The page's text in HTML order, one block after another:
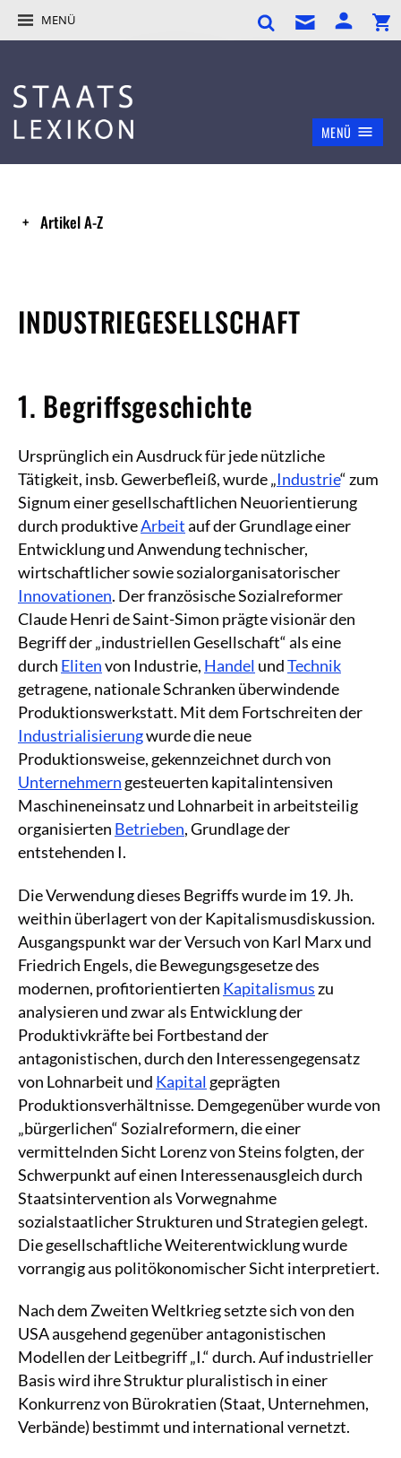
MENÜ
MENÜ
Artikel A-Z
INDUSTRIEGESELLSCHAFT
1. Begriffsgeschichte
Ursprünglich ein Ausdruck für jede nützliche
Tätigkeit, insb. Gewerbefleiß, wurde „Industrie“ zum
Signum einer gesellschaftlichen Neuorientierung
durch produktiveArbeitauf der Grundlage einer
Entwicklung und Anwendung technischer,
wirtschaftlicher sowie sozialorganisatorischer
Innovationen. Der französische Sozialreformer
Claude Henri de Saint-Simon prägte visionär den
Begriff der „industriellen Gesellschaft“ als eine
durch Elitenvon Industrie, Handel undTechnik
getragene, nationale Schranken überwindende
Produktionswerkstatt. Mit dem Fortschreiten der
Industrialisierungwurde die neue
Produktionsweise, gekennzeichnet durch von
Unternehmern gesteuerten kapitalintensiven
Maschineneinsatz und Lohnarbeit in arbeitsteilig
organisierten Betrieben, Grundlage der
entstehenden I.
Die Verwendung dieses Begriffs wurde im 19. Jh.
weithin überlagert von der Kapitalismusdiskussion.
Ausgangspunkt war der Versuch von Karl Marx und
Friedrich Engels, die Bewegungsgesetze des
modernen, profitorientierten Kapitalismuszu
analysieren und zwar als Entwicklung der
Produktivkräfte bei Fortbestand der
antagonistischen, durch den Interessengegensatz
von Lohnarbeit und Kapital geprägten
Produktionsverhältnisse. Demgegenüber wurde von
„bürgerlichen“ Sozialreformern, die einer
vermittelnden Sicht Lorenz von Steins folgten, der
Schwerpunkt auf einen Interessenausgleich durch
Staatsintervention als Vorwegnahme
sozialstaatlicher Strukturen und Strategien gelegt.
Die gesellschaftliche Weiterentwicklung wurde
vorrangig aus politökonomischer Sicht interpretiert.
Nach dem Zweiten Weltkrieg setzte sich von den
USA ausgehend gegenüber antagonistischen
Modellen der Leitbegriff „I.“ durch. Auf industrieller
Basis wird ihre Struktur pluralistisch in einer
Konkurrenz von Bürokratien (Staat, Unternehmen,
Verbände) bestimmt und international vernetzt.